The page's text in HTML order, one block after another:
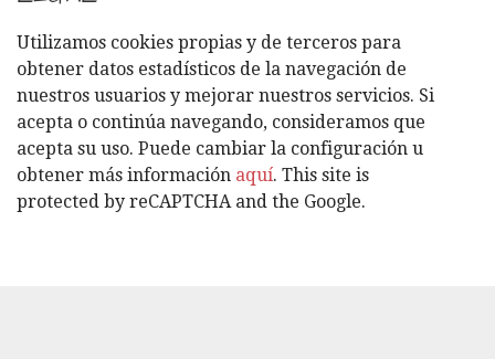
E
G
O
R
Í
A
S
Utilizamos cookies propias y de terceros para
obtener datos estadísticos de la navegación de
nuestros usuarios y mejorar nuestros servicios. Si
acepta o continúa navegando, consideramos que
acepta su uso. Puede cambiar la configuración u
obtener más información aquí. This site is
protected by reCAPTCHA and the Google.